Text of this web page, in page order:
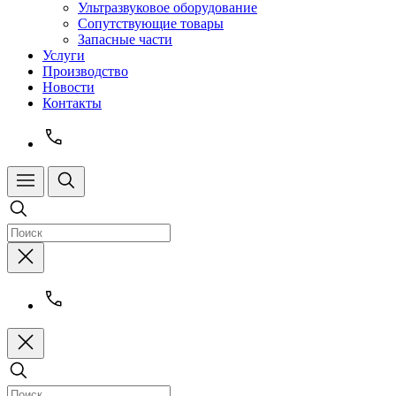
Ультразвуковое оборудование
Сопутствующие товары
Запасные части
Услуги
Производство
Новости
Контакты